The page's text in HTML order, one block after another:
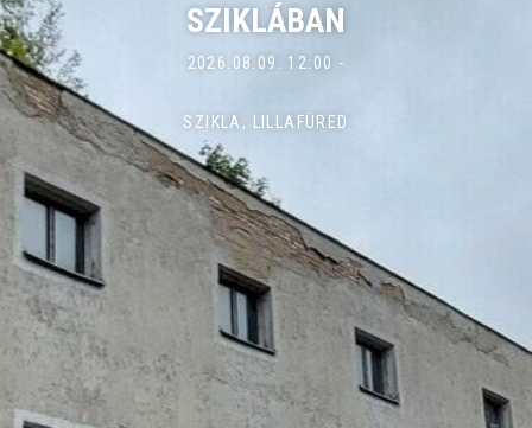
SZIKLÁBAN
2026.08.09. 12:00 -
SZIKLA, LILLAFÜRED